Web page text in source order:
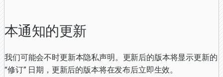
本通知的更新
我们可能会不时更新本隐私声明。更新后的版本将显示更新的
“修订” 日期，更新后的版本将在发布后立即生效。